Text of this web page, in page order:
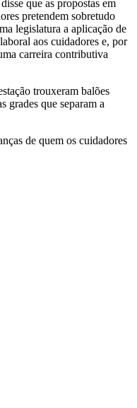
que as propostas em
pretendem sobretudo
legislatura a aplicação de
aos cuidadores e, por
carreira contributiva
trouxeram balões
grades que separam a
de quem os cuidadores